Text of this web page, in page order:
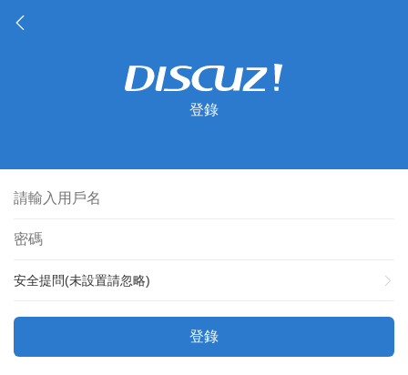
登錄
安全提問(未設置請忽略)
登錄